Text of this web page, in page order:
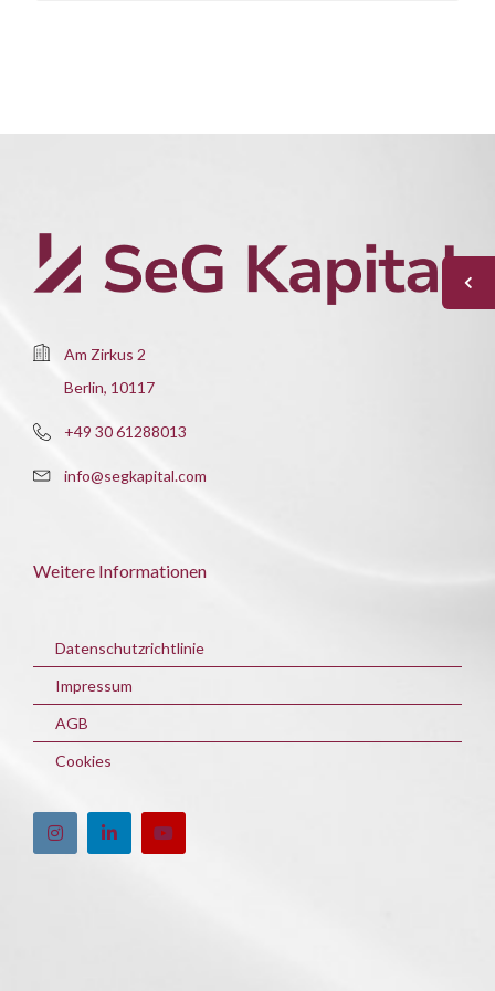
Am Zirkus 2
Berlin, 10117
+49 30 61288013
info@segkapital.com
Weitere Informationen
Datenschutzrichtlinie
Impressum
AGB
Cookies